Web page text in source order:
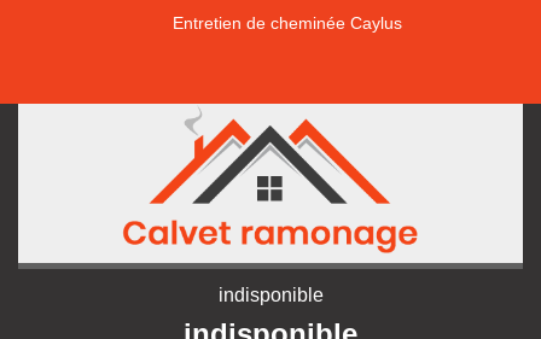
Entretien de cheminée Caylus
indisponible